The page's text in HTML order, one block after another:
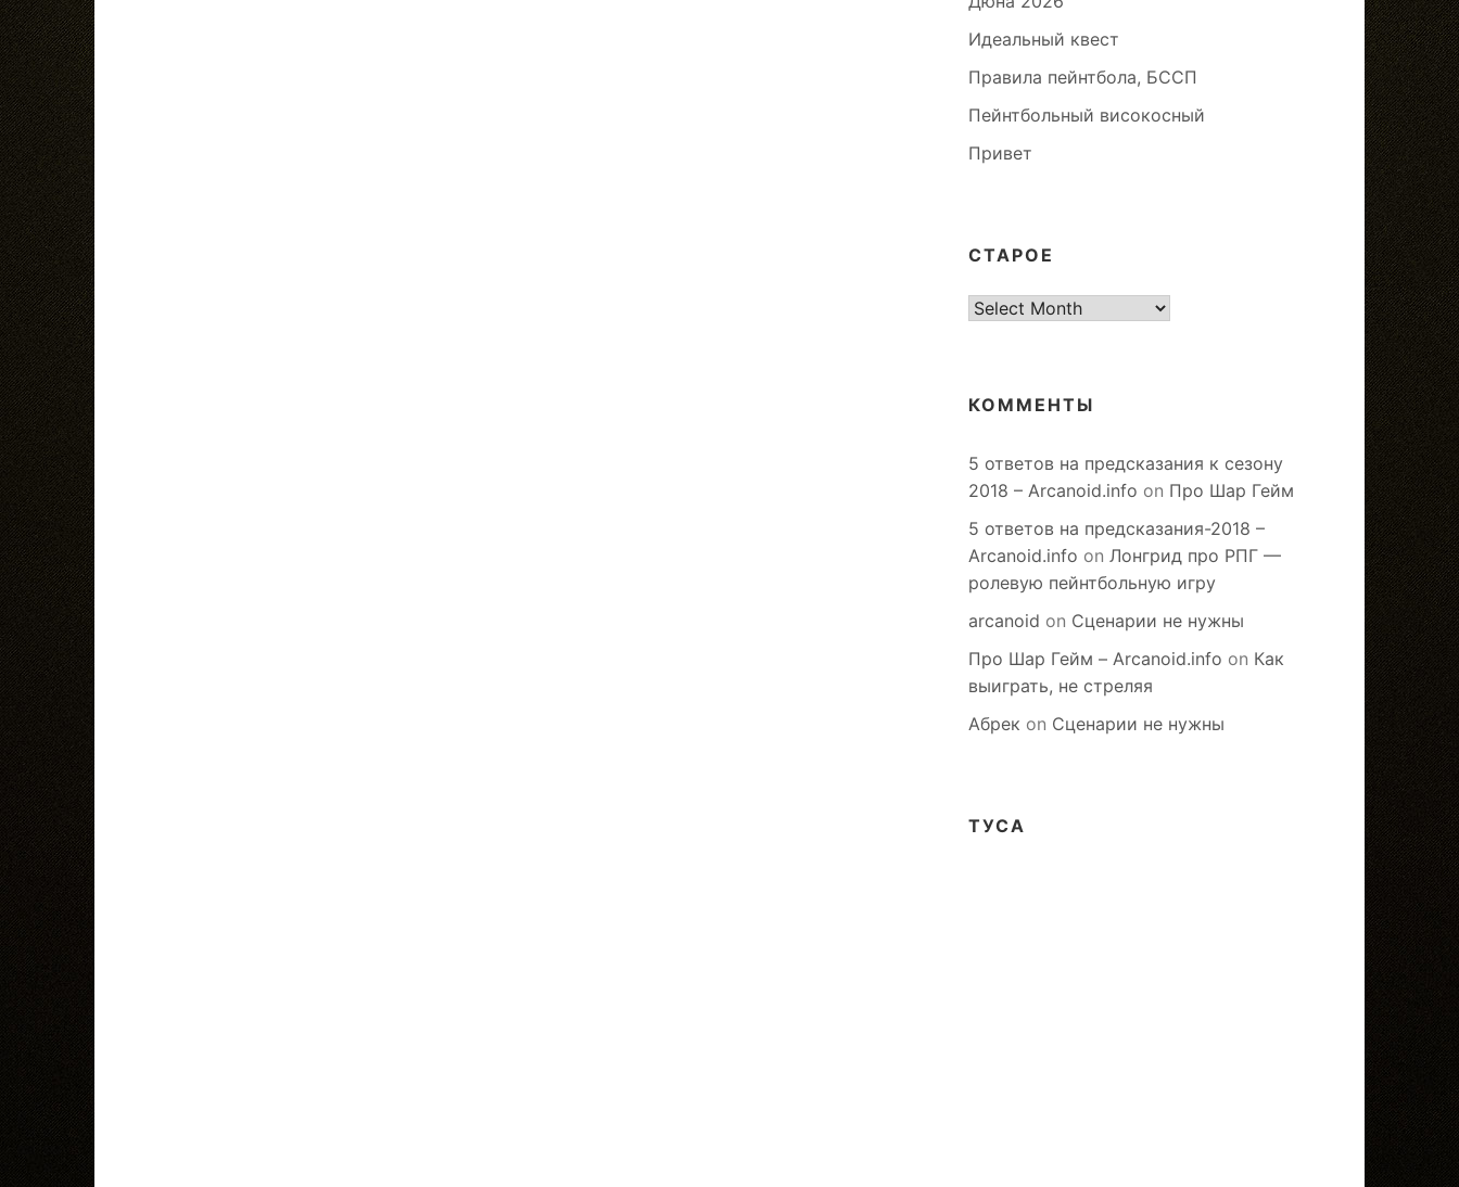
Идеальный квест
Правила пейнтбола, БССП
Пейнтбольный високосный
Привет
СТАРОЕ
старое
КОММЕНТЫ
5 ответов на предсказания к сезону
2018 – Arcanoid.info on Про Шар Гейм
5 ответов на предсказания-2018 –
Arcanoid.info on Лонгрид про РПГ —
ролевую пейнтбольную игру
arcanoid on Сценарии не нужны
Про Шар Гейм – Arcanoid.info on Как
выиграть, не стреляя
Абрек on Сценарии не нужны
ТУСА